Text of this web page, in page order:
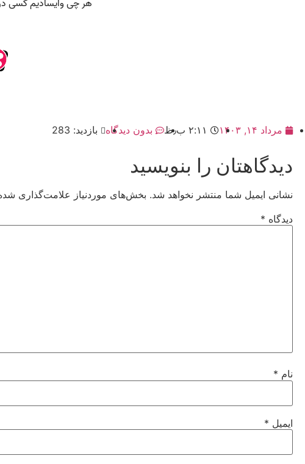
مرداد ۱۴, ۱۴۰۳ ۲:۱۱ ب٫ظ بدون دیدگاه بازدید: 283
دیدگاهتان را بنویسید
نشانی ایمیل شما منتشر نخواهد شد. بخش‌های موردنیاز علامت‌گذاری
دیدگاه *
نام *
ایمیل *